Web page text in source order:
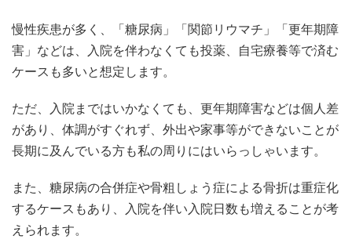
慢性疾患が多く、「糖尿病」「関節リウマチ」「更年期障
害」などは、入院を伴わなくても投薬、自宅療養等で済む
ケースも多いと想定します。
ただ、入院まではいかなくても、更年期障害などは個人差
があり、体調がすぐれず、外出や家事等ができないことが
長期に及んでいる方も私の周りにはいらっしゃいます。
また、糖尿病の合併症や骨粗しょう症による骨折は重症化
するケースもあり、入院を伴い入院日数も増えることが考
えられます。